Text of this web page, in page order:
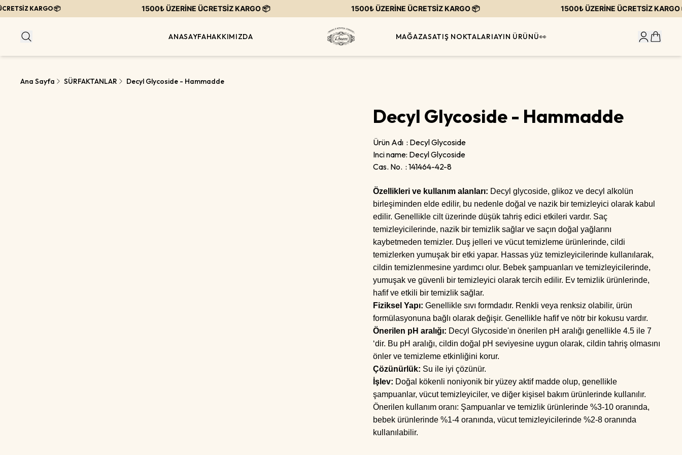
KARGO 📦 1500₺ ÜZERİNE ÜCRETSİZ KARGO 📦 1500₺ ÜZERİNE ÜCRETSİZ KARGO 📦 1500₺ ÜZERİNE ÜCRETSİZ KARGO 📦
ANASAYFAHAKKIMIZDA MAĞAZASATIŞ NOKTALARIAYIN ÜRÜNÜ👀
Ana Sayfa SÜRFAKTANLAR Decyl Glycoside - Hammadde
Decyl Glycoside - Hammadde
Ürün Adı : Decyl Glycoside
Inci name: Decyl Glycoside
Cas. No. : 141464-42-8
Özellikleri ve kullanım alanları: Decyl glycoside, glikoz ve decyl alkolün
birleşiminden elde edilir, bu nedenle doğal ve nazik bir temizleyici olarak kabul
edilir. Genellikle cilt üzerinde düşük tahriş edici etkileri vardır. Saç
temizleyicilerinde, nazik bir temizlik sağlar ve saçın doğal yağlarını
kaybetmeden temizler. Duş jelleri ve vücut temizleme ürünlerinde, cildi
temizlerken yumuşak bir etki yapar. Hassas yüz temizleyicilerinde kullanılarak,
cildin temizlenmesine yardımcı olur. Bebek şampuanları ve temizleyicilerinde,
yumuşak ve güvenli bir temizleyici olarak tercih edilir. Ev temizlik ürünlerinde,
hafif ve etkili bir temizlik sağlar.
Fiziksel Yapı: Genellikle sıvı formdadır. Renkli veya renksiz olabilir, ürün
formülasyonuna bağlı olarak değişir. Genellikle hafif ve nötr bir kokusu vardır.
Önerilen pH aralığı: Decyl Glycoside'ın önerilen pH aralığı genellikle 4.5 ile 7
‘dir. Bu pH aralığı, cildin doğal pH seviyesine uygun olarak, cildin tahriş olmasını
önler ve temizleme etkinliğini korur.
Çözünürlük: Su ile iyi çözünür.
İşlev: Doğal kökenli noniyonik bir yüzey aktif madde olup, genellikle
şampuanlar, vücut temizleyiciler, ve diğer kişisel bakım ürünlerinde kullanılır.
Önerilen kullanım oranı: Şampuanlar ve temizlik ürünlerinde %3-10 oranında,
bebek ürünlerinde %1-4 oranında, vücut temizleyicilerinde %2-8 oranında
kullanılabilir.